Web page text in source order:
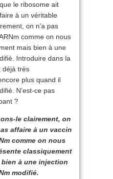
le ribosome ait
à un véritable
on n’a pas
comme on nous
mais bien à une
Introduire dans la
déjà très
plus quand il
N’est-ce pas
?
le clairement, on
affaire à un vaccin
comme on nous
classiquement
bien à une injection
modifié.